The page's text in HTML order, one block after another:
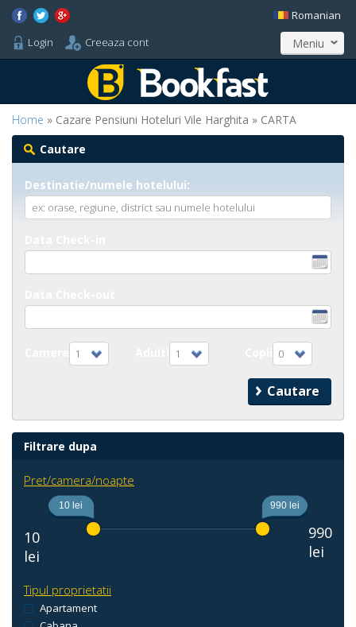
Login Creeaza cont
Romanian
Meniu
Home » Cazare Pensiuni Hoteluri Vile Harghita » CARTA
Cautare
Destinatie/numele hotelului:
1 1 0
Filtrare dupa
Pret/camera/noapte
10
lei
10 lei 990 lei
990
lei
Tipul proprietatii
Apartament